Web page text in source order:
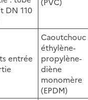
DN 110
entrée
Caoutchouc
éthylène-
propylène-
diène
monomère
(EPDM)